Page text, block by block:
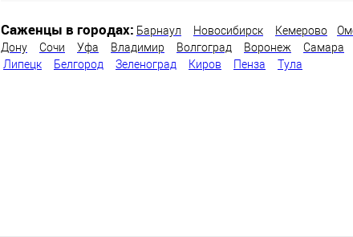
Саженцы в городах: Барнаул Новосибирск Кемерово
Дону
Сочи Уфа Владимир Волгоград Воронеж Самара
Липецк
Белгород Зеленоград Киров Пенза Тула